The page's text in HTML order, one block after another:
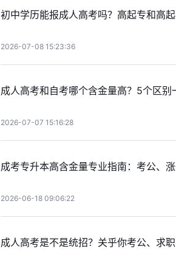
初中学历能报成人高考吗？高起专和高
2026-07-08 15:23:36
成人高考和自考哪个含金量高？5个区别
2026-07-07 15:16:28
成考专升本高含金量专业指南：考公、涨
2026-06-18 09:06:22
成人高考是不是统招？关乎你考公、求